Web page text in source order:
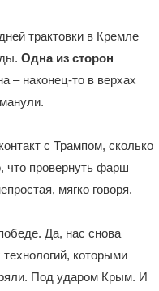
трактовки в Кремле
Одна из сторон
– наконец-то в верхах
с Трампом, сколько
что провернуть фарш
мягко говоря.
Да, нас снова
которыми
Под ударом Крым. И